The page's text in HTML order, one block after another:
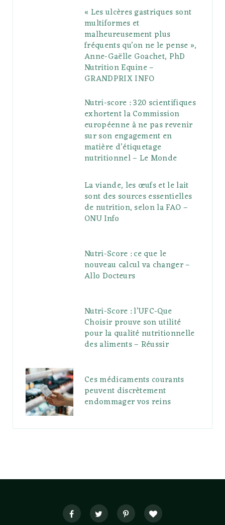
« Les ulcères gastriques sont
multiformes et
malheureusement plus
fréquents qu’on ne le pense »,
Anne-Gaëlle Goachet, PhD
Nutrition Equine –
GRANDPRIX INFO
Nutri-score : 320 scientifiques
exhortent la Commission
européenne à ne pas revenir
sur son engagement en
matière d’étiquetage
nutritionnel – Le Monde
La viande, les œufs et le lait
sont des sources essentielles
de nutrition, selon la FAO –
ONU Info
Nutri-Score : ce que le
nouveau calcul va changer –
Allo Docteurs
Nutri-Score : l’UFC-Que
Choisir prouve son utilité
pour la qualité nutritionnelle
des aliments – Réussir
Ces médicaments courants
peuvent discrètement
endommager vos reins